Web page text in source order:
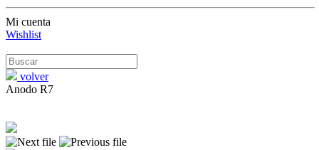
Mi cuenta
Wishlist
volver
Anodo R7